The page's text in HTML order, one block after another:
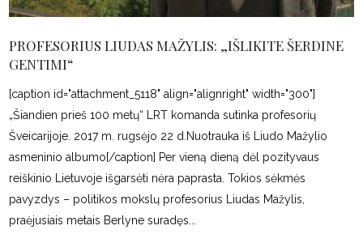
PROFESORIUS LIUDAS MAŽYLIS: „IŠLIKITE ŠERDINE
GENTIMI“
[caption id="attachment_5118" align="alignright" width="300"]
„Šiandien prieš 100 metų“ LRT komanda sutinka profesorių
Šveicarijoje. 2017 m. rugsėjo 22 d.Nuotrauka iš Liudo Mažylio
asmeninio albumo[/caption] Per vieną dieną dėl pozityvaus
reiškinio Lietuvoje išgarsėti nėra paprasta. Tokios sėkmės
pavyzdys – politikos mokslų profesorius Liudas Mažylis,
praėjusiais metais Berlyne suradęs